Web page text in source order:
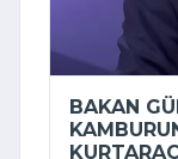
BAKAN